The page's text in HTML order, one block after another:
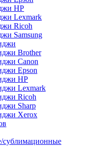
HP
Lexmark
Ricoh
Samsung
Brother
Canon
Epson
HP
Lexmark
Ricoh
Sharp
Xerox
сублимационные